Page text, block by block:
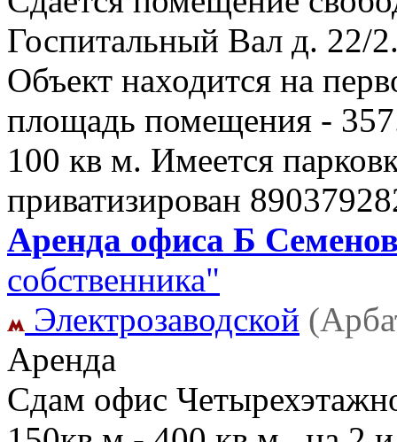
Госпитальный Вал д. 22/
Объект находится на
площадь помещения -
100 кв м. Имеется
приватизирован
Аренда офиса Б
собственника"
Электрозаводской
Аренда
Сдам офис